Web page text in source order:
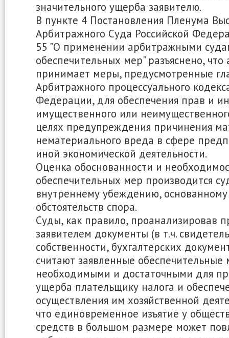
значительного ущерба заявителю.
В пункте 4 Постановления Пленума
Арбитражного Суда Российской
55 "О применении арбитражными
обеспечительных мер" разъяснено,
принимает меры, предусмотренные
Арбитражного процессуального
Федерации, для обеспечения прав и
имущественного или
целях предупреждения причинения
нематериального вреда в сфере
иной экономической деятельности.
Оценка обоснованности и
обеспечительных мер производится
внутреннему убеждению,
обстоятельств спора.
Суды, как правило, проанализировав
заявителем документы (в т.ч.
собственности, бухгалтерских
считают заявленные
необходимыми и достаточными для
ущерба плательщику налога и
осуществления им хозяйственной
что единовременное изъятие у
средств в большом размере может